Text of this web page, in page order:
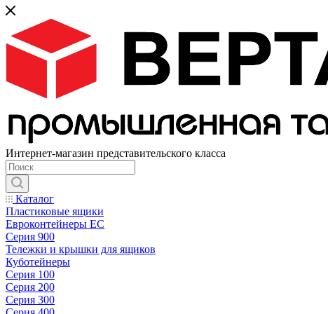
Интернет-магазин представительского класса
Каталог
Пластиковые ящики
Евроконтейнеры ЕС
Серия 900
Тележки и крышки для ящиков
Куботейнеры
Серия 100
Серия 200
Серия 300